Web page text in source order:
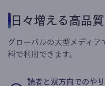
日々増える高品
グローバルの大型メディア
料で利用できます。
読者と双方向でのやり